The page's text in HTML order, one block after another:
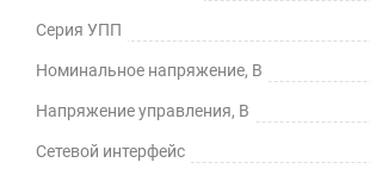
Серия УПП
Номинальное напряжение, В
Напряжение управления, В
Сетевой интерфейс